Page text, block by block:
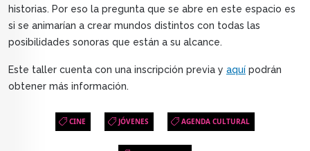
historias. Por eso la pregunta que se abre en este espacio es
si se animarían a crear mundos distintos con todas las
posibilidades sonoras que están a su alcance.
Este taller cuenta con una inscripción previa y aquí podrán
obtener más información.
CINE JÓVENES AGENDA CULTURAL